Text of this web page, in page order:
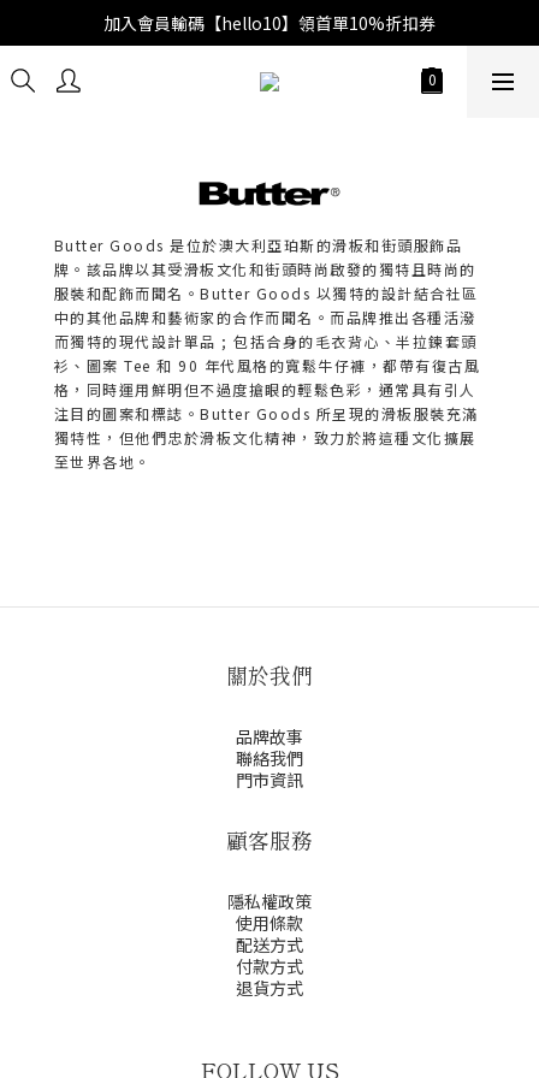
加入會員輸碼【hello10】領首單10%折扣券
Butter Goods 是位於澳大利亞珀斯的滑板和街頭服飾品
牌。該品牌以其受滑板文化和街頭時尚啟發的獨特且時尚的
服裝和配飾而聞名。Butter Goods 以獨特的設計結合社區
中的其他品牌和藝術家的合作而聞名。而品牌推出各種活潑
而獨特的現代設計單品 ; 包括合身的毛衣背心、半拉鍊套頭
衫、圖案 Tee 和 90 年代風格的寬鬆牛仔褲，都帶有復古風
格，同時運用鮮明但不過度搶眼的輕鬆色彩，通常具有引人
注目的圖案和標誌。Butter Goods 所呈現的滑板服裝充滿
獨特性，但他們忠於滑板文化精神，致力於將這種文化擴展
至世界各地。
關於我們
品牌故事
聯絡我們
門市資訊
顧客服務
隱私權政策
使用條款
配送方式
付款方式
退貨方式
FOLLOW US